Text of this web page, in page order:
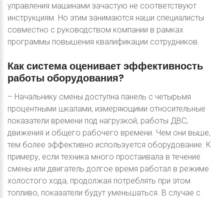
управления машинами зачастую не соответствуют
инструкциям. Но этим занимаются наши специалисты
совместно с руководством компании в рамках
программы повышения квалификации сотрудников.
Каксистемаоцениваетэффективность
работы оборудования?
– Начальнику смены доступна панель с четырьмя
процентными шкалами, измеряющими относительные
показатели времени под нагрузкой, работы ДВС,
движения и общего рабочего времени. Чем они выше,
тем более эффективно используется оборудование. К
примеру, если техника много простаивала в течение
смены или двигатель долгое время работал в режиме
холостого хода, продолжая потреблять при этом
топливо, показатели будут уменьшаться. В случае с